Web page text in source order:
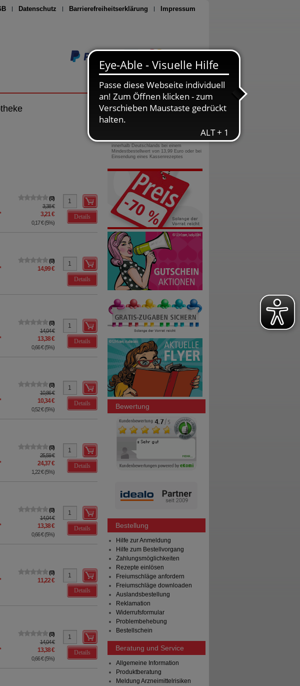
Datenschutz Barrierefreiheitserklärung Impressum
Seite drucken
0
3,38 €
3,21 €
0,17 €(5%)
Details
0
14,99 €
Details
0
14,04 €
13,38 €
0,66 €(5%)
Details
0
10,86 €
10,34 €
0,52 €(5%)
Details
0
25,59 €
24,37 €
1,22 €(5%)
Details
0
14,04 €
13,38 €
0,66 €(5%)
Details
0
11,22 €
Details
0
14,04 €
13,38 €
0,66 €(5%)
Details
0800-10 11 422
gebührenfreie Rufnummer
innerhalb Deutschlands bei einem
Mindestbestellwert von 13,99 Euro oder bei
Einsendung eines Kassenrezeptes
Bewertung
Bestellung
Hilfe zur Anmeldung
Hilfe zum Bestellvorgang
Zahlungsmöglichkeiten
Rezepte einlösen
Freiumschläge anfordern
Freiumschläge downloaden
Auslandsbestellung
Reklamation
Widerrufsformular
Problembehebung
Bestellschein
Beratung und Service
Allgemeine Information
Produktberatung
Meldung Arzneimittelrisiken